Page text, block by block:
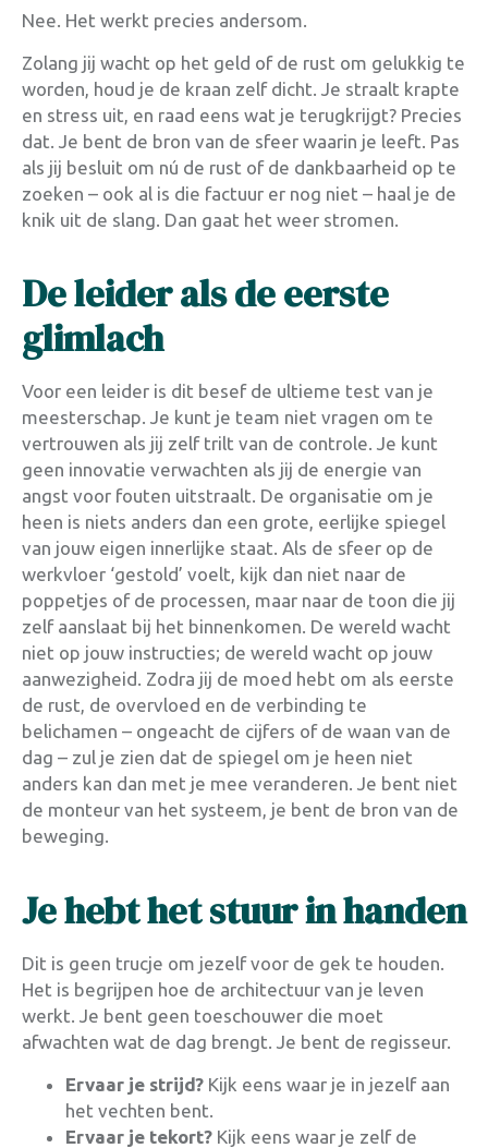
Nee. Het werkt precies andersom.
Zolang jij wacht op het geld of de rust om gelukkig te
worden, houd je de kraan zelf dicht. Je straalt krapte
en stress uit, en raad eens wat je terugkrijgt? Precies
dat. Je bent de bron van de sfeer waarin je leeft. Pas
als jij besluit om nú de rust of de dankbaarheid op te
zoeken – ook al is die factuur er nog niet – haal je de
knik uit de slang. Dan gaat het weer stromen.
De leider als de eerste
glimlach
Voor een leider is dit besef de ultieme test van je
meesterschap. Je kunt je team niet vragen om te
vertrouwen als jij zelf trilt van de controle. Je kunt
geen innovatie verwachten als jij de energie van
angst voor fouten uitstraalt. De organisatie om je
heen is niets anders dan een grote, eerlijke spiegel
van jouw eigen innerlijke staat. Als de sfeer op de
werkvloer ‘gestold’ voelt, kijk dan niet naar de
poppetjes of de processen, maar naar de toon die jij
zelf aanslaat bij het binnenkomen. De wereld wacht
niet op jouw instructies; de wereld wacht op jouw
aanwezigheid. Zodra jij de moed hebt om als eerste
de rust, de overvloed en de verbinding te
belichamen – ongeacht de cijfers of de waan van de
dag – zul je zien dat de spiegel om je heen niet
anders kan dan met je mee veranderen. Je bent niet
de monteur van het systeem, je bent de bron van de
beweging.
Je hebt het stuur in handen
Dit is geen trucje om jezelf voor de gek te houden.
Het is begrijpen hoe de architectuur van je leven
werkt. Je bent geen toeschouwer die moet
afwachten wat de dag brengt. Je bent de regisseur.
Ervaar je strijd? Kijk eens waar je in jezelf aan
het vechten bent.
Ervaar je tekort? Kijk eens waar je zelf de